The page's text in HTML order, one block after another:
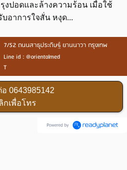
งปอดและล้างความร้อน เมื่อใช้
บอาการใจสั่น หงุด...
7/52 ถนนสาธุประดิษฐ์ ยานนาวา กรุงเทพ
Line id : @orientalmed
T
อ0643985142
กเพื่อโทร